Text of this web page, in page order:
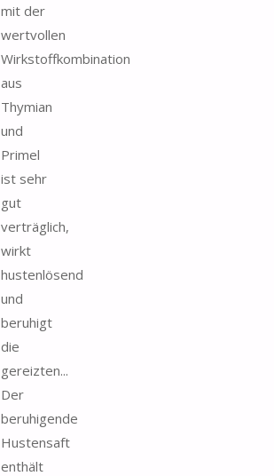
mit der
wertvollen
Wirkstoffkombination
aus
Thymian
und
Primel
ist sehr
gut
verträglich,
wirkt
hustenlösend
und
beruhigt
die
gereizten...
Der
beruhigende
Hustensaft
enthält